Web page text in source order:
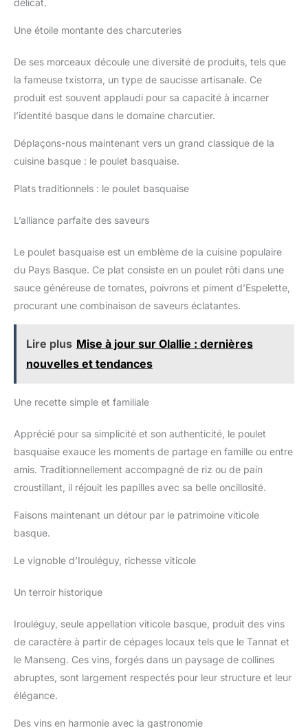
délicat.
Une étoile montante des charcuteries
De ses morceaux découle une diversité de produits, tels que
la fameuse txistorra, un type de saucisse artisanale. Ce
produit est souvent applaudi pour sa capacité à incarner
l’identité basque dans le domaine charcutier.
Déplaçons-nous maintenant vers un grand classique de la
cuisine basque : le poulet basquaise.
Plats traditionnels : le poulet basquaise
L’alliance parfaite des saveurs
Le poulet basquaise est un emblème de la cuisine populaire
du Pays Basque. Ce plat consiste en un poulet rôti dans une
sauce généreuse de tomates, poivrons et piment d’Espelette,
procurant une combinaison de saveurs éclatantes.
Lire plus Mise à jour sur Olallie : dernières
nouvelles et tendances
Une recette simple et familiale
Apprécié pour sa simplicité et son authenticité, le poulet
basquaise exauce les moments de partage en famille ou entre
amis. Traditionnellement accompagné de riz ou de pain
croustillant, il réjouit les papilles avec sa belle oncillosité.
Faisons maintenant un détour par le patrimoine viticole
basque.
Le vignoble d’Irouléguy, richesse viticole
Un terroir historique
Irouléguy, seule appellation viticole basque, produit des vins
de caractère à partir de cépages locaux tels que le Tannat et
le Manseng. Ces vins, forgés dans un paysage de collines
abruptes, sont largement respectés pour leur structure et leur
élégance.
Des vins en harmonie avec la gastronomie